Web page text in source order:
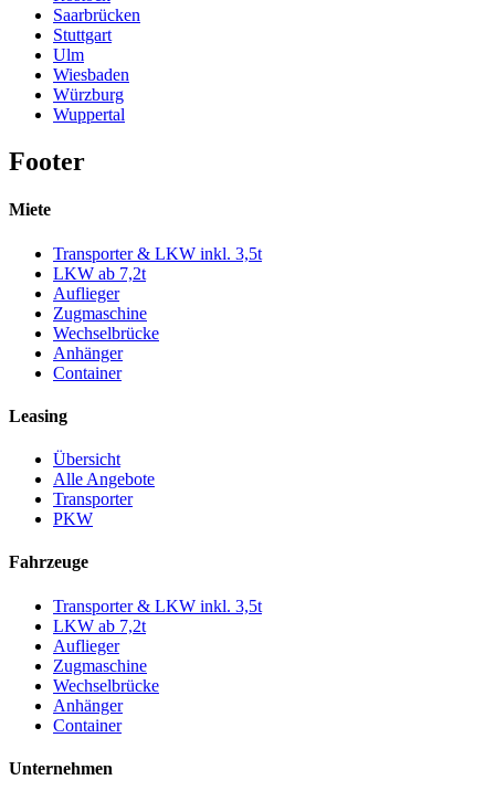
Saarbrücken
Stuttgart
Ulm
Wiesbaden
Würzburg
Wuppertal
Footer
Miete
Transporter & LKW inkl. 3,5t
LKW ab 7,2t
Auflieger
Zugmaschine
Wechselbrücke
Anhänger
Container
Leasing
Übersicht
Alle Angebote
Transporter
PKW
Fahrzeuge
Transporter & LKW inkl. 3,5t
LKW ab 7,2t
Auflieger
Zugmaschine
Wechselbrücke
Anhänger
Container
Unternehmen